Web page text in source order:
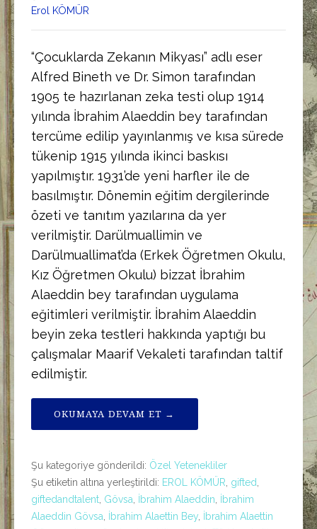
Erol KÖMÜR
“Çocuklarda Zekanın Mikyası” adlı eser
Alfred Bineth ve Dr. Simon tarafından
1905 te hazırlanan zeka testi olup 1914
yılında İbrahim Alaeddin bey tarafından
tercüme edilip yayınlanmış ve kısa sürede
tükenip 1915 yılında ikinci baskısı
yapılmıştır. 1931’de yeni harfler ile de
basılmıştır. Dönemin eğitim dergilerinde
özeti ve tanıtım yazılarına da yer
verilmiştir. Darülmuallimin ve
Darülmuallimat’da (Erkek Öğretmen Okulu,
Kız Öğretmen Okulu) bizzat İbrahim
Alaeddin bey tarafından uygulama
eğitimleri verilmiştir. İbrahim Alaeddin
beyin zeka testleri hakkında yaptığı bu
çalışmalar Maarif Vekaleti tarafından taltif
edilmiştir.
OKUMAYA DEVAM ET →
Şu kategoriye gönderildi: Özel Yetenekliler
Şu etiketin altına yerleştirildi: EROL KÖMÜR gifted
giftedandtalent Gövsa İbrahim Alaeddin İbrahim
Alaeddin Gövsa İbrahim Alaettin Bey İbrahim Alaettin